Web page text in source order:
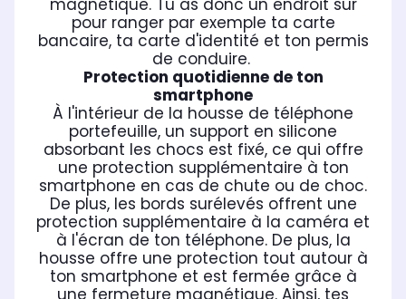
magnétique. Tu as donc un endroit sûr
pour ranger par exemple ta carte
bancaire, ta carte d'identité et ton permis
de conduire.
Protection quotidienne de ton
smartphone
À l'intérieur de la housse de téléphone
portefeuille, un support en silicone
absorbant les chocs est fixé, ce qui offre
une protection supplémentaire à ton
smartphone en cas de chute ou de choc.
De plus, les bords surélevés offrent une
protection supplémentaire à la caméra et
à l'écran de ton téléphone. De plus, la
housse offre une protection tout autour à
ton smartphone et est fermée grâce à